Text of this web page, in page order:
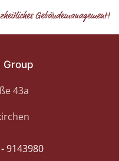
Group
43a
9143980